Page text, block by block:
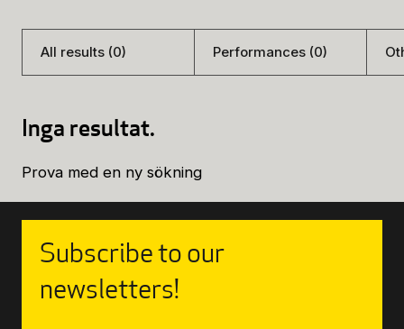
Ticket information
Ticket information
Gift Card for UKK
All results (0) Performances (0)
Inga resultat.
Prova med en ny sökning
Subscribe to our
newsletters!